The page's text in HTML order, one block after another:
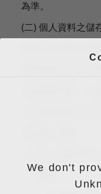
為準。
(二) 個人資料之儲
本活動主辦單位正
We don't